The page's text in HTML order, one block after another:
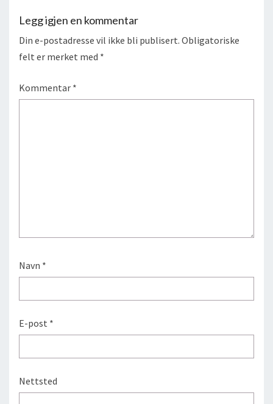
Legg igjen en kommentar
Din e-postadresse vil ikke bli publisert. Obligatoriske
felt er merket med *
Kommentar *
Navn *
E-post *
Nettsted